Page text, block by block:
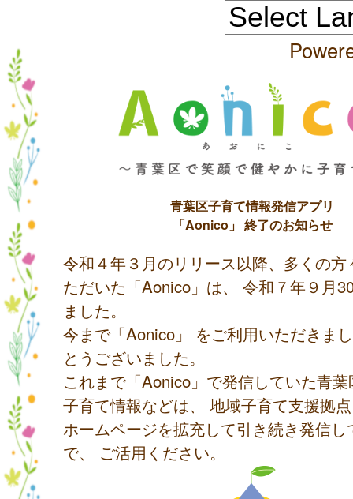
青葉区子育て情報発信アプリ
「Aonico」 終了のお知らせ
令和４年３月のリリース以降、多くの方
ただいた「Aonico」は、 令和７年９月
ました。
今まで「Aonico」 をご利用いただきま
とうございました。
これまで「Aonico」で発信していた青
子育て情報などは、 地域子育て支援拠
ホームページを拡充して引き続き発信し
で、 ご活用ください。